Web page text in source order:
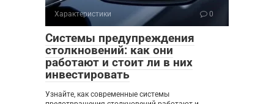
Характеристики 0
Системы предупреждения
столкновений: как они
работают и стоит ли в них
инвестировать
Узнайте, как современные системы